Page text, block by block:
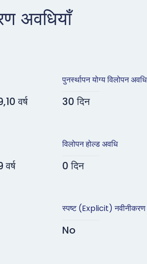
अवधियाँ
वर्ष
पुनर्स्थापन योग्य विलोपन अवधि
30 दिन
विलोपन होल्ड अवधि
0 दिन
स्पष्ट (Explicit) नवीनीकरण
No